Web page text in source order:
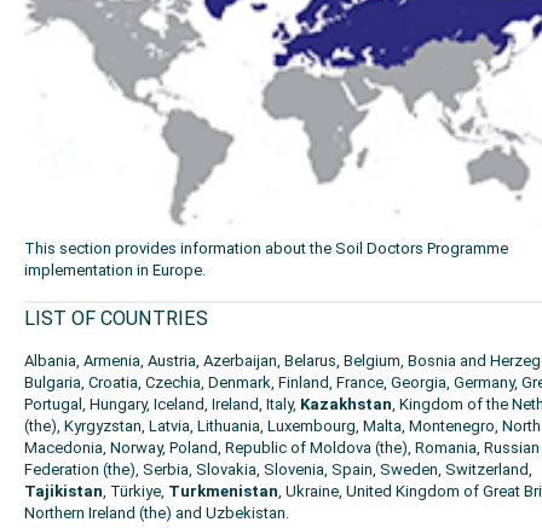
This section provides information about the Soil Doctors Programme
implementation in Europe.
LIST OF COUNTRIES
Albania, Armenia, Austria, Azerbaijan, Belarus, Belgium, Bosnia and
Bulgaria, Croatia, Czechia, Denmark, Finland, France, Georgia, Germany,
Portugal, Hungary, Iceland, Ireland, Italy, Kazakhstan , Kingdom of the
(the), Kyrgyzstan, Latvia, Lithuania, Luxembourg, Malta, Montenegro, North
Macedonia, Norway, Poland, Republic of Moldova (the), Romania, Russian
Federation (the), Serbia, Slovakia, Slovenia, Spain, Sweden, Switzerland,
Tajikistan , Türkiye, Turkmenistan , Ukraine, United Kingdom of Great
Northern Ireland (the) and Uzbekistan.